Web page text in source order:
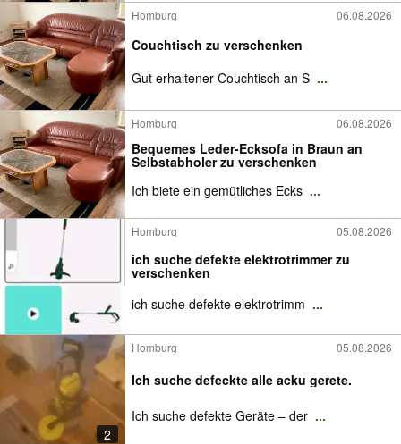
Homburg 06.08.2026
Couchtisch zu verschenken
Gut erhaltener Couchtisch an S ...
Homburg 06.08.2026
Bequemes Leder-Ecksofa in Braun an
Selbstabholer zu verschenken
Ich biete ein gemütliches Ecks ...
Homburg 05.08.2026
ich suche defekte elektrotrimmer zu
verschenken
ich suche defekte elektrotrimm ...
2
Homburg 05.08.2026
Ich suche defeckte alle acku gerete.
Ich suche defekte Geräte – der ...